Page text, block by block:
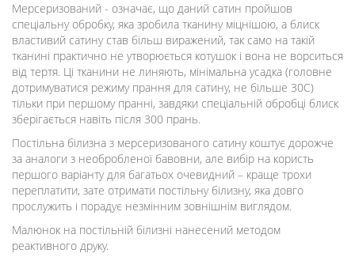
Мерсеризований - означає, що даний сатин пройшов
спеціальну обробку, яка зробила тканину міцнішою, а блиск
властивий сатину став більш виражений, так само на такій
тканині практично не утворюється котушок і вона не ворситься
від тертя. Ці тканини не линяють, мінімальна усадка (головне
дотримуватися режиму прання для сатину, не більше 30С)
тільки при першому пранні, завдяки спеціальній обробці блиск
зберігається навіть після 300 прань.
Постільна білизна з мерсеризованого сатину коштує дорожче
за аналоги з необробленої бавовни, але вибір на користь
першого варіанту для багатьох очевидний – краще трохи
переплатити, зате отримати постільну білизну, яка довго
прослужить і порадує незмінним зовнішнім виглядом.
Малюнок на постільній білизні нанесений методом
реактивного друку.